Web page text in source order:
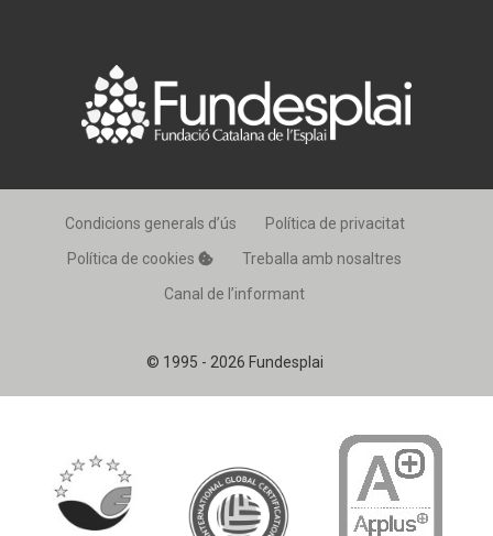
© 1995 - 2026 Fundesplai
Condicions generals d’ús
Política de privacitat
Política de cookies
Treballa amb nosaltres
Canal de l’informant